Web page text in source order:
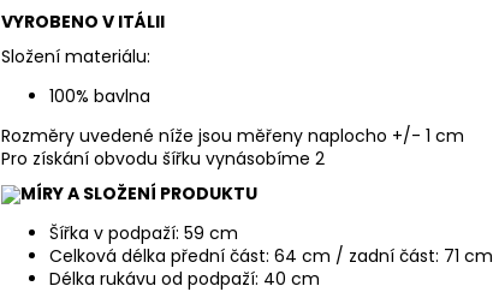
VYROBENO V ITÁLII
Složení materiálu:
100% bavlna
Rozměry uvedené níže jsou měřeny naplocho +/- 1 cm
Pro získání obvodu šířku vynásobíme 2
MÍRY A SLOŽENÍ PRODUKTU
Šířka v podpaží: 59 cm
Celková délka přední část: 64 cm / zadní část: 71 cm
Délka rukávu od podpaží: 40 cm